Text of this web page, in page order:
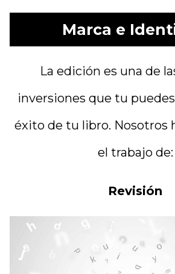
Marca e
La edición es una de
inversiones que tu
éxito de tu libro. Nosotros
el trabajo de:
Revisión